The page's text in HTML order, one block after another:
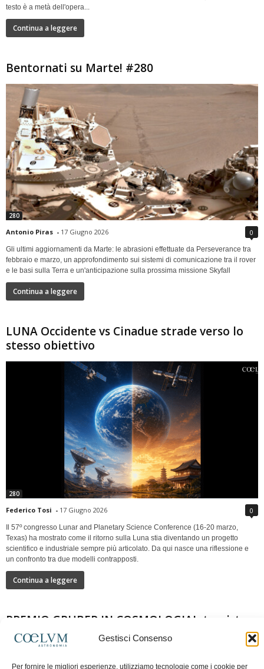
Gestisci Consenso
Per fornire le migliori esperienze, utilizziamo tecnologie come i cookie per
testo è a metà dell'opera...
Continua a leggere
Bentornati su Marte! #280
280
Antonio Piras - 17 Giugno 2026 0
Gli ultimi aggiornamenti da Marte: le abrasioni effettuate da Perseverance tra
febbraio e marzo, un approfondimento sui sistemi di comunicazione tra il rover
e le basi sulla Terra e un'anticipazione sulla prossima missione Skyfall
Continua a leggere
LUNA Occidente vs Cinadue strade verso lo
stesso obiettivo
280
Federico Tosi - 17 Giugno 2026 0
Il 57º congresso Lunar and Planetary Science Conference (16-20 marzo,
Texas) ha mostrato come il ritorno sulla Luna stia diventando un progetto
scientifico e industriale sempre più articolato. Da qui nasce una riflessione e
un confronto tra due modelli contrapposti.
Continua a leggere
PREMIO GRUBER IN COSMOLOGIAIntervista a
Nazzareno Mandolesi